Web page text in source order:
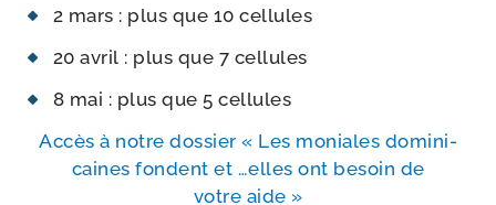
2 mars : plus que 10 cellules
20 avril : plus que 7 cellules
8 mai : plus que 5 cellules
Accès à notre dos­sier « Les moniales domi­ni­
caines fondent et …elles ont besoin de
votre aide »